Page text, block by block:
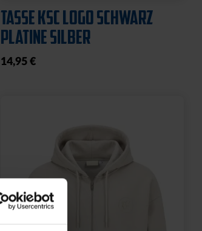
TASSE KSC LOGO SCHWARZ
PLATINE SILBER
14,95 €